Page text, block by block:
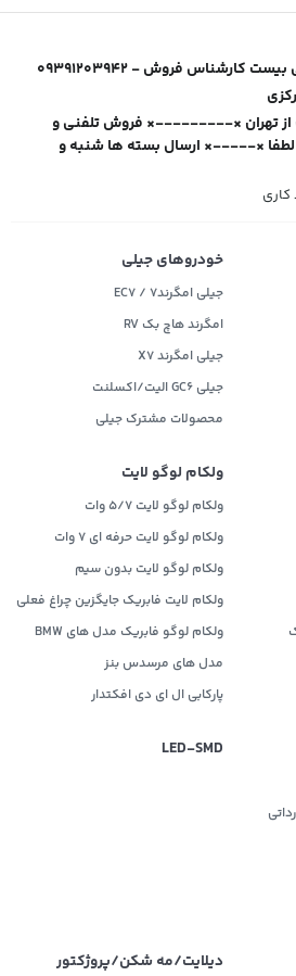
ظهر الی بیست کارشناس فروش
از تهران ×---------× فروش تلفنی و
×-----× ارسال بسته ها شنبه و
خودروهای جیلی
جیلی امگرند۷ / EC7
امگرند هاچ بک RV
جیلی امگرند X7
جیلی GC6 الیت/اکسلنت
محصولات مشترک جیلی
ولکام لوگو لایت
ولکام لوگو لایت 5/7 وات
ولکام لوگو لایت حرفه ای 7 وات
ولکام لوگو لایت بدون سیم
ولکام لایت فابریک جایگزین چراغ فعلی
ولکام لوگو فابریک مدل های BMW
مدل های مرسدس بنز
پارکابی ال ای دی افکتدار
LED‌-SMD
دیلایت/مه شکن/پروژکتور